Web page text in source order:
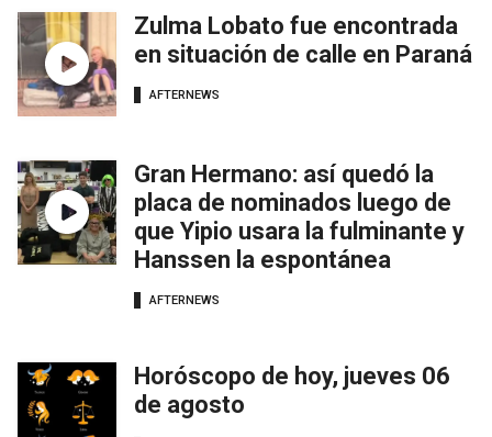
Zulma Lobato fue encontrada
en situación de calle en Paraná
AFTERNEWS
Gran Hermano: así quedó la
placa de nominados luego de
que Yipio usara la fulminante y
Hanssen la espontánea
AFTERNEWS
Horóscopo de hoy, jueves 06
de agosto